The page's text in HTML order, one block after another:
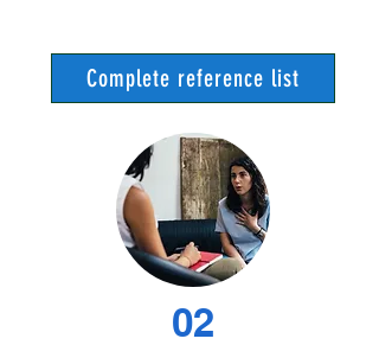
Complete reference list
02